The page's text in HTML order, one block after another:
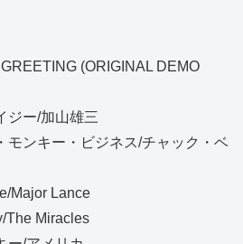
(ORIGINAL DEMO
ジー/加山雄三
モンキー・ビジネス/チャック・ベ
Major Lance
The Miracles